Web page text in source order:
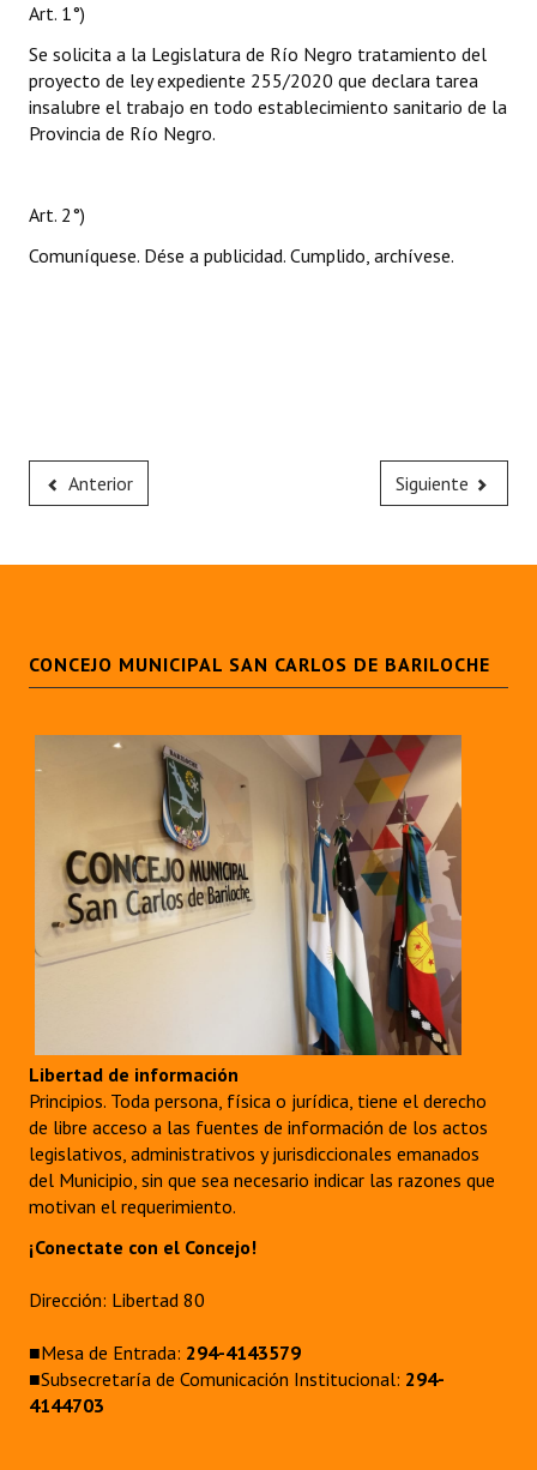
Art. 1°)
Se solicita a la Legislatura de Río Negro tratamiento del
proyecto de ley expediente 255/2020 que declara tarea
insalubre el trabajo en todo establecimiento sanitario de la
Provincia de Río Negro.
Art. 2°)
Comuníquese. Dése a publicidad. Cumplido, archívese.
Anterior Siguiente
CONCEJO MUNICIPAL SAN CARLOS DE BARILOCHE
Libertad de información
Principios. Toda persona, física o jurídica, tiene el derecho
de libre acceso a las fuentes de información de los actos
legislativos, administrativos y jurisdiccionales emanados
del Municipio, sin que sea necesario indicar las razones que
motivan el requerimiento.
¡Conectate con el Concejo!
Dirección: Libertad 80
■Mesa de Entrada: 294-4143579
■Subsecretaría de Comunicación Institucional: 294-
4144703